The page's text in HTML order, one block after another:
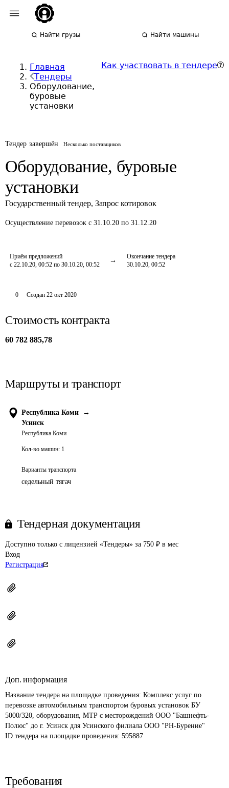
Найти грузы Найти машины
Главная
Тендеры
Оборудование,
буровые
установки
Как участвовать в тендере
Тендер завершён Несколько поставщиков
Оборудование, буровые
установки
Государственный тендер, Запрос котировок
Осуществление перевозок с 31.10.20 по 31.12.20
Приём предложений
с 22.10.20, 00:52 по 30.10.20, 00:52
Окончание тендера
30.10.20, 00:52
0 Создан 22 окт 2020
Стоимость контракта
60 782 885,78
Маршруты и транспорт
Республика Коми
→
Усинск
Республика Коми
Кол-во машин: 1
Варианты транспорта
седельный тягач
Тендерная документация
Доступно только с лицензией «Тендеры» за 750 ₽ в мес
Вход
Регистрация
Доп. информация
Название тендера на площадке проведения: Комплекс услуг по
перевозке автомобильным транспортом буровых установок БУ
5000/320, оборудования, МТР с месторождений ООО "Башнефть-
Полюс" до г. Усинск для Усинского филиала ООО "РН-Бурение"
ID тендера на площадке проведения: 595887
Требования